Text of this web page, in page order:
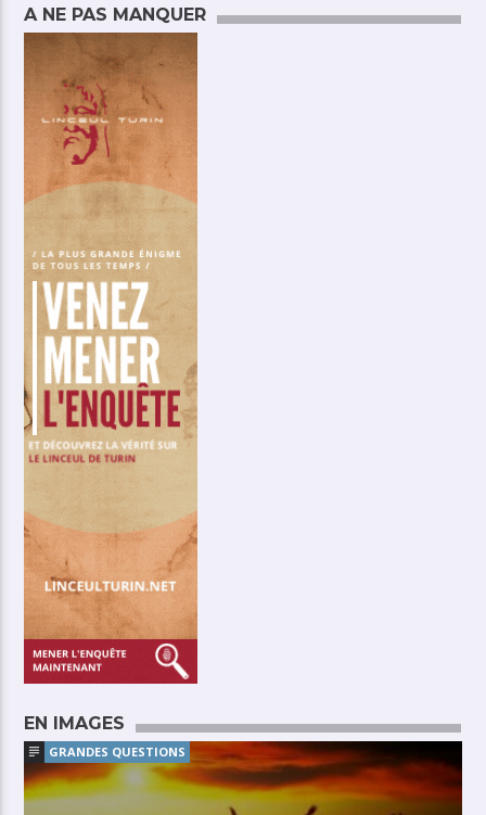
A NE PAS MANQUER
EN IMAGES
GRANDES QUESTIONS